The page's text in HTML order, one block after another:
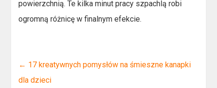
powierzchnią. Te kilka minut pracy szpachlą robi
ogromną różnicę w finalnym efekcie.
← 17 kreatywnych pomysłów na śmieszne kanapki
dla dzieci